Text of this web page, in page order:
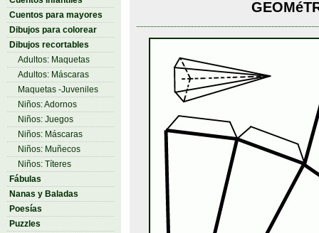
Cuentos para mayores
Dibujos para colorear
Dibujos recortables
Adultos: Maquetas
Adultos: Máscaras
Maquetas -Juveniles
Niños: Adornos
Niños: Juegos
Niños: Máscaras
Niños: Muñecos
Niños: Títeres
Fábulas
Nanas y Baladas
Poesías
Puzzles